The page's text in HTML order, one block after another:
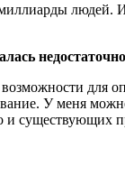
для
У меня
и существующих